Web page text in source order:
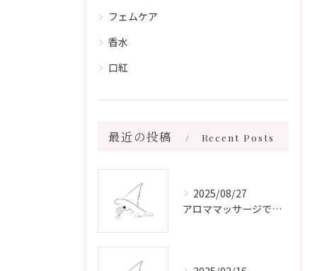
フェムケア
香水
口紅
最近の投稿 Recent Posts
2025/08/27
アロママッサージで叶える心身リラックスと健康維持の新習慣ガイド